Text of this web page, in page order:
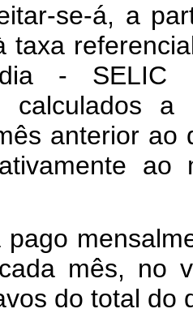
á, a partir
taxa
- SELIC
calculados
anterior ao
mês, no
do total do